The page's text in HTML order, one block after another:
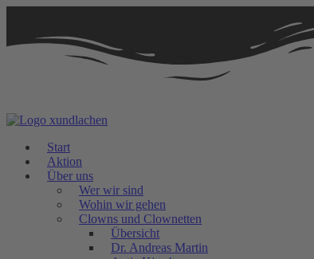
springen
Start
Aktion
Über uns
Wer wir sind
Wohin wir gehen
Clowns und Clownetten
Übersicht
Dr. Andreas Martin